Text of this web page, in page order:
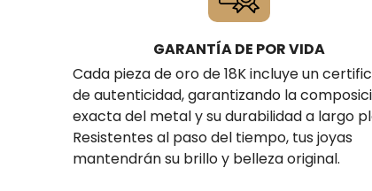
GARANTÍA DE POR VIDA
Cada pieza de oro de 18K incluye un
de autenticidad, garantizando la
exacta del metal y su durabilidad a largo
Resistentes al paso del tiempo, tus joyas
mantendrán su brillo y belleza original.